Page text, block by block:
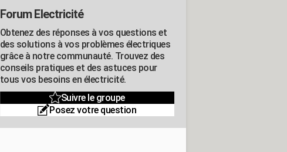
Forum Electricité
Obtenez des réponses à vos questions et
des solutions à vos problèmes électriques
grâce à notre communauté. Trouvez des
conseils pratiques et des astuces pour
tous vos besoins en électricité.
Suivre le groupe
Posez votre question